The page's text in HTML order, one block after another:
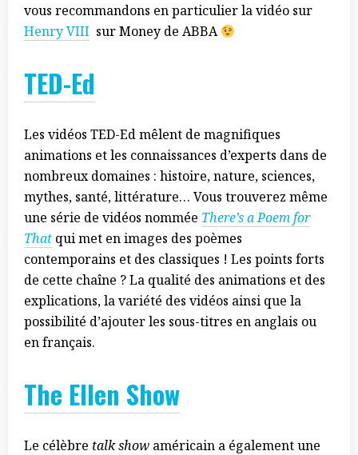
vous recommandons en particulier la vidéo sur
Henry VIII sur Money de ABBA
TED-Ed
Les vidéos TED-Ed mêlent de magnifiques
animations et les connaissances d’experts dans de
nombreux domaines : histoire, nature, sciences,
mythes, santé, littérature… Vous trouverez même
une série de vidéos nommée There’s a Poem for
That qui met en images des poèmes
contemporains et des classiques ! Les points forts
de cette chaîne ? La qualité des animations et des
explications, la variété des vidéos ainsi que la
possibilité d’ajouter les sous-titres en anglais ou
en français.
The Ellen Show
Le célèbre talk show américain a également une